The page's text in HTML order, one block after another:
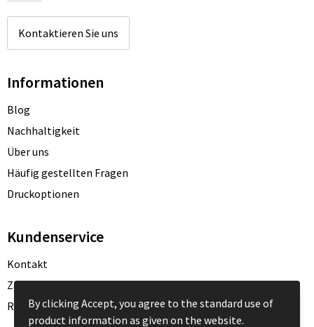
Kontaktieren Sie uns
Informationen
Blog
Nachhaltigkeit
Über uns
Häufig gestellten Fragen
Druckoptionen
Kundenservice
Kontakt
Zahlungsarten
Rücksendung
By clicking Accept, you agree to the standard use of
product information as given on the website.